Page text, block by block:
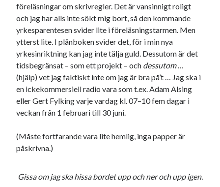
död England fest film fotboll
historia hotell jobb
Julkalenderfacit Julkalendern
julkalendern 2021 Julkalendern 2024 konst
kåseri Lund mat minne
minnen mode museum musik
nostalgi
resa sekrutt skola
Stockholm svenska tips tåg
föreläsningar om skrivregler. Det är vansinnigt roligt
och jag har alls inte sökt mig bort, så den kommande
yrkesparentesen svider lite i föreläsningstarmen. Men
ytterst lite. I plånboken svider det, för i min nya
yrkesinriktning kan jag inte tälja guld. Dessutom är det
tidsbegränsat – som ett projekt – och dessutom…
(hjälp) vet jag faktiskt inte om jag är bra på’t … Jag ska i
en ickekommersiell radio vara som t.ex. Adam Alsing
eller Gert Fylking varje vardag kl. 07–10 fem dagar i
veckan från 1 februari till 30 juni.
(Måste fortfarande vara lite hemlig, inga papper är
påskrivna.)
Gissa om jag ska hissa bordet upp och ner och upp igen.